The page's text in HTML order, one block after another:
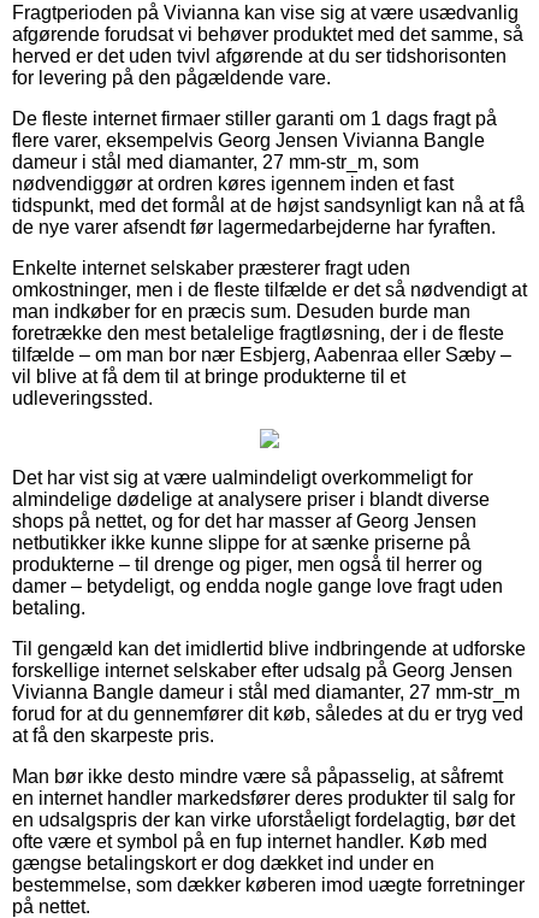
Fragtperioden på Vivianna kan vise sig at være usædvanlig
afgørende forudsat vi behøver produktet med det samme, så
herved er det uden tvivl afgørende at du ser tidshorisonten
for levering på den pågældende vare.
De fleste internet firmaer stiller garanti om 1 dags fragt på
flere varer, eksempelvis Georg Jensen Vivianna Bangle
dameur i stål med diamanter, 27 mm-str_m, som
nødvendiggør at ordren køres igennem inden et fast
tidspunkt, med det formål at de højst sandsynligt kan nå at få
de nye varer afsendt før lagermedarbejderne har fyraften.
Enkelte internet selskaber præsterer fragt uden
omkostninger, men i de fleste tilfælde er det så nødvendigt at
man indkøber for en præcis sum. Desuden burde man
foretrække den mest betalelige fragtløsning, der i de fleste
tilfælde – om man bor nær Esbjerg, Aabenraa eller Sæby –
vil blive at få dem til at bringe produkterne til et
udleveringssted.
Det har vist sig at være ualmindeligt overkommeligt for
almindelige dødelige at analysere priser i blandt diverse
shops på nettet, og for det har masser af Georg Jensen
netbutikker ikke kunne slippe for at sænke priserne på
produkterne – til drenge og piger, men også til herrer og
damer – betydeligt, og endda nogle gange love fragt uden
betaling.
Til gengæld kan det imidlertid blive indbringende at udforske
forskellige internet selskaber efter udsalg på Georg Jensen
Vivianna Bangle dameur i stål med diamanter, 27 mm-str_m
forud for at du gennemfører dit køb, således at du er tryg ved
at få den skarpeste pris.
Man bør ikke desto mindre være så påpasselig, at såfremt
en internet handler markedsfører deres produkter til salg for
en udsalgspris der kan virke uforståeligt fordelagtig, bør det
ofte være et symbol på en fup internet handler. Køb med
gængse betalingskort er dog dækket ind under en
bestemmelse, som dækker køberen imod uægte forretninger
på nettet.